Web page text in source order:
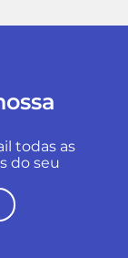
todas as
do seu